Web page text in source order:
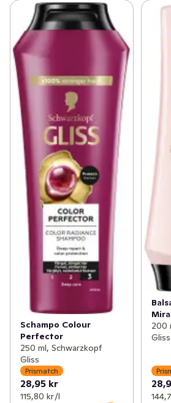
Schampo Colour
Perfector
250 ml, Schwarzkopf
Gliss
Prismatch
28,95 kr
115,80 kr /l
200
Gliss